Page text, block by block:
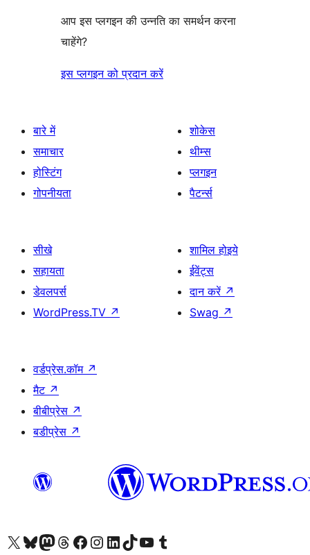
आप इस प्लगइन की उन्नति का समर्थन करना
चाहेंगे?
इस प्लगइन को प्रदान करें
बारे में
समाचार
होस्टिंग
गोपनीयता
शोकेस
थीम्स
प्लगइन
पैटर्न्स
सीखे
सहायता
डेवलपर्स
WordPress.TV ↗
शामिल होइये
ईवेंट्स
दान करें ↗
Swag ↗
वर्डप्रेस.कॉम ↗
मैट ↗
बीबीप्रेस ↗
बडीप्रेस ↗
Visit our X (formerly Twitter) account
हमारे बलुस्की खाते पर जाएँVisit our Mastodon account
हमारे थ्रेड्स अकाउंट पर जाएंहमारे फेसबुक पेज पर जाएँहमारे इंस्टाग्राम अकाउंट पर जाएंहमारे लिंक्डइन खाते पर जाएँहमारे टिकटॉक खाते पर जाएँहमारे यूट्यूब चैनल पर जाएंहमारे Tumblr खाते पर जाएँ